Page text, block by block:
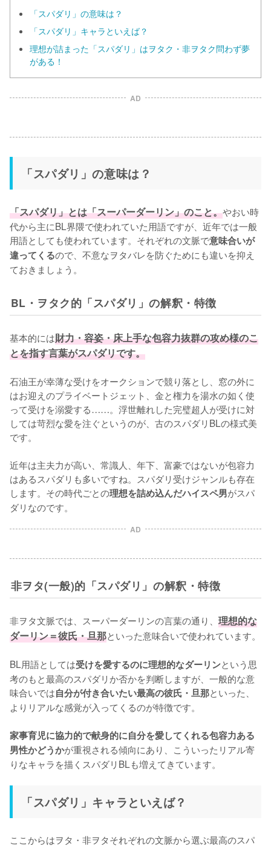
「スパダリ」の意味は？
「スパダリ」キャラといえば？
理想が詰まった「スパダリ」はヲタク・非ヲタク問わず夢
がある！
AD
「スパダリ」の意味は？
「スパダリ」とは「スーパーダーリン」のこと。やおい時
代から主にBL界隈で使われていた用語ですが、近年では一般
用語としても使われています。それぞれの文脈で意味合いが
違ってくるので、不意なヲタバレを防ぐためにも違いを抑え
ておきましょう。
BL・ヲタク的「スパダリ」の解釈・特徴
基本的には財力・容姿・床上手な包容力抜群の攻め様のこ
とを指す言葉がスパダリです。
石油王が幸薄な受けをオークションで競り落とし、窓の外に
はお迎えのプライベートジェット、金と権力を湯水の如く使
って受けを溺愛する……。浮世離れした完璧超人が受けに対
しては苛烈な愛を注ぐというのが、古のスパダリBLの様式美
です。
近年は主夫力が高い、常識人、年下、富豪ではないが包容力
はあるスパダリも多いですね。スパダリ受けジャンルも存在
します。その時代ごとの理想を詰め込んだハイスペ男がスパ
ダリなのです。
AD
非ヲタ(一般)的「スパダリ」の解釈・特徴
非ヲタ文脈では、スーパーダーリンの言葉の通り、 理想的な
ダーリン＝彼氏・旦那といった意味合いで使われています。
BL用語としては受けを愛するのに理想的なダーリンという思
考のもと最高のスパダリか否かを判断しますが、一般的な意
味合いでは自分が付き合いたい最高の彼氏・旦那といった、
よりリアルな感覚が入ってくるのが特徴です。
家事育児に協力的で献身的に自分を愛してくれる包容力ある
男性かどうかが重視される傾向にあり、こういったリアル寄
りなキャラを描くスパダリBLも増えてきています。
「スパダリ」キャラといえば？
ここからはヲタ・非ヲタそれぞれの文脈から選ぶ最高のスパ